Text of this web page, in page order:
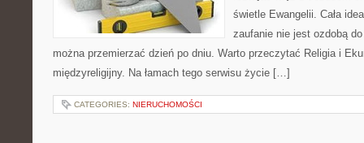
świetle Ewangelii. Cała
zaufanie nie jest ozdobą
można przemierzać dzień po dniu. Warto przeczytać Religia i
międzyreligijny. Na łamach tego serwisu życie […]
CATEGORIES: NIERUCHOMOŚCI